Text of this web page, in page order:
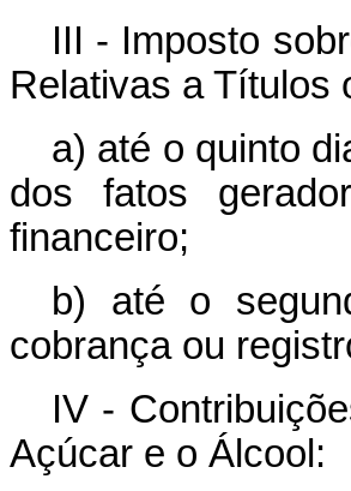
III - Imposto
Relativas a Títulos
a) até o quinto
dos fatos
financeiro;
b) até o
cobrança ou
IV -
Açúcar e o Álcool: